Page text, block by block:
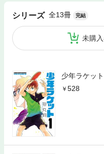
シリーズ 全13冊 完結
未購
少年ラケッ
528